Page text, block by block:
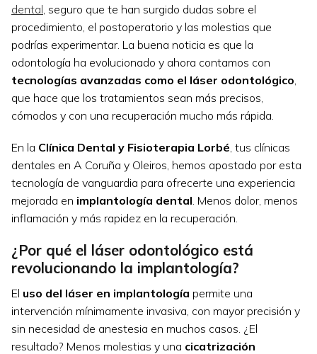
dental, seguro que te han surgido dudas sobre el
procedimiento, el postoperatorio y las molestias que
podrías experimentar. La buena noticia es que la
odontología ha evolucionado y ahora contamos con
tecnologías avanzadas como el láser odontológico,
que hace que los tratamientos sean más precisos,
cómodos y con una recuperación mucho más rápida.
En la Clínica Dental y Fisioterapia Lorbé, tus clínicas
dentales en A Coruña y Oleiros, hemos apostado por esta
tecnología de vanguardia para ofrecerte una experiencia
mejorada en implantología dental. Menos dolor, menos
inflamación y más rapidez en la recuperación.
¿Por qué el láser odontológico está
revolucionando la implantología?
El uso del láser en implantología permite una
intervención mínimamente invasiva, con mayor precisión y
sin necesidad de anestesia en muchos casos. ¿El
resultado? Menos molestias y una cicatrización